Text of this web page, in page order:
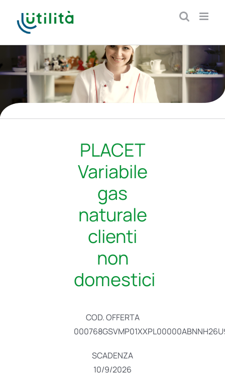
contenuto
PLACET
Variabile
gas
naturale
clienti
non
domestici
COD. OFFERTA
SCADENZA
10/9/2026